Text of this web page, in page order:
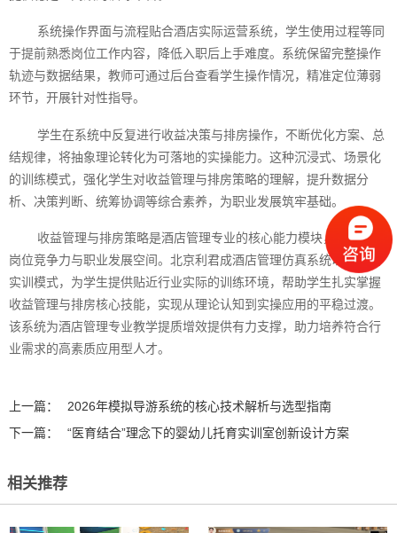
系统操作界面与流程贴合酒店实际运营系统，学生使用过程等同
于提前熟悉岗位工作内容，降低入职后上手难度。系统保留完整操作
轨迹与数据结果，教师可通过后台查看学生操作情况，精准定位薄弱
环节，开展针对性指导。
学生在系统中反复进行收益决策与排房操作，不断优化方案、总
结规律，将抽象理论转化为可落地的实操能力。这种沉浸式、场景化
的训练模式，强化学生对收益管理与排房策略的理解，提升数据分
析、决策判断、统筹协调等综合素养，为职业发展筑牢基础。
收益管理与排房策略是酒店管理专业的核心能力模块，关系学生
岗位竞争力与职业发展空间。北京利君成酒店管理仿真系统以数字化
实训模式，为学生提供贴近行业实际的训练环境，帮助学生扎实掌握
收益管理与排房核心技能，实现从理论认知到实操应用的平稳过渡。
该系统为酒店管理专业教学提质增效提供有力支撑，助力培养符合行
业需求的高素质应用型人才。
上一篇：
2026年模拟导游系统的核心技术解析与选型指南
下一篇：
“医育结合”理念下的婴幼儿托育实训室创新设计方案
相关推荐